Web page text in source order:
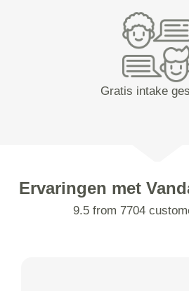
Gratis intake
Ervaringen met
9.5 from 7704